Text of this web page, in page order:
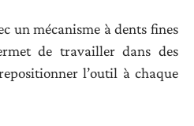
un mécanisme à dents fines
de travailler dans des
l’outil à chaque